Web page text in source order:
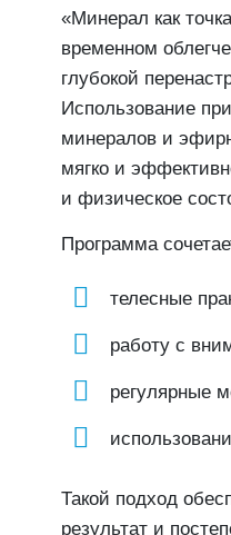
«Минерал как
временном
глубокой
Использование
минералов и
мягко и
и физическое
Программа
телесные
работу с
регулярные
Такой подход
результат и